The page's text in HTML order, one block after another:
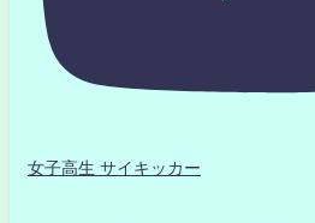
女子高生 サイキッカー